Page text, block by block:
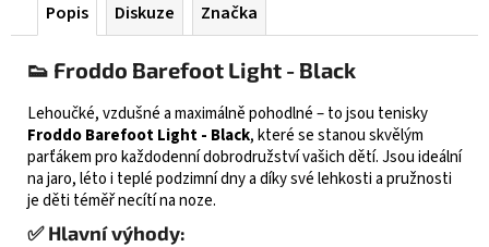
Popis Diskuze Značka
👟 Froddo Barefoot Light - Black
Lehoučké, vzdušné a maximálně pohodlné – to jsou tenisky
Froddo Barefoot Light - Black, které se stanou skvělým
parťákem pro každodenní dobrodružství vašich dětí. Jsou ideální
na jaro, léto i teplé podzimní dny a díky své lehkosti a pružnosti
je děti téměř necítí na noze.
✅ Hlavní výhody: